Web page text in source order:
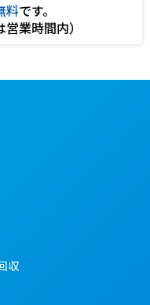
料です。
業時間内）
収